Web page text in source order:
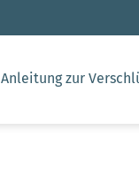
Anleitung zur